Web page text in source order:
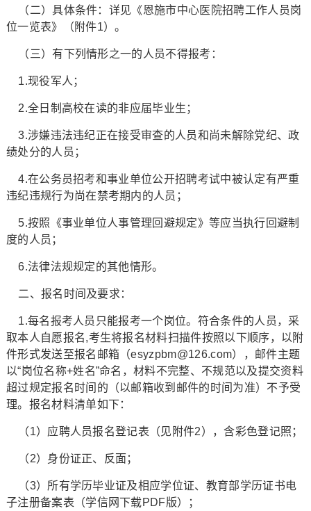
（二）具体条件：详见《恩施市中心医院招聘工作人员岗
位一览表》（附件1）。
（三）有下列情形之一的人员不得报考：
1.现役军人；
2.全日制高校在读的非应届毕业生；
3.涉嫌违法违纪正在接受审查的人员和尚未解除党纪、政
绩处分的人员；
4.在公务员招考和事业单位公开招聘考试中被认定有严重
违纪违规行为尚在禁考期内的人员；
5.按照《事业单位人事管理回避规定》等应当执行回避制
度的人员；
6.法律法规规定的其他情形。
二、报名时间及要求：
1.每名报考人员只能报考一个岗位。符合条件的人员，采
取本人自愿报名,考生将报名材料扫描件按照以下顺序，以附
件形式发送至报名邮箱（esyzpbm@126.com），邮件主题
以“岗位名称+姓名”命名，材料不完整、不规范以及提交资料
超过规定报名时间的（以邮箱收到邮件的时间为准）不予受
理。报名材料清单如下：
（1）应聘人员报名登记表（见附件2），含彩色登记照；
（2）身份证正、反面；
（3）所有学历毕业证及相应学位证、教育部学历证书电
子注册备案表（学信网下载PDF版）；